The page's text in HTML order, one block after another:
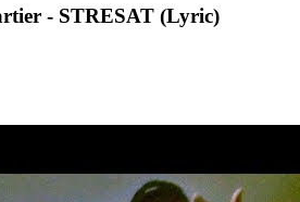
- STRESAT (Lyric)